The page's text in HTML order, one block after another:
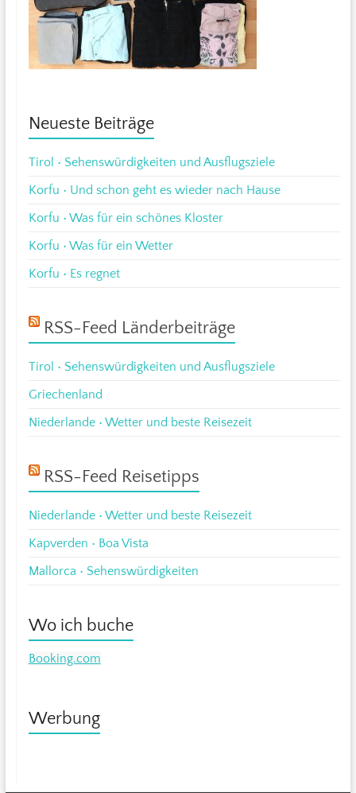
Neueste Beiträge
Tirol • Sehenswürdigkeiten und Ausflugsziele
Korfu • Und schon geht es wieder nach Hause
Korfu • Was für ein schönes Kloster
Korfu • Was für ein Wetter
Korfu • Es regnet
RSS-Feed Länderbeiträge
Tirol • Sehenswürdigkeiten und Ausflugsziele
Griechenland
Niederlande • Wetter und beste Reisezeit
RSS-Feed Reisetipps
Niederlande • Wetter und beste Reisezeit
Kapverden • Boa Vista
Mallorca • Sehenswürdigkeiten
Wo ich buche
Booking.com
Werbung